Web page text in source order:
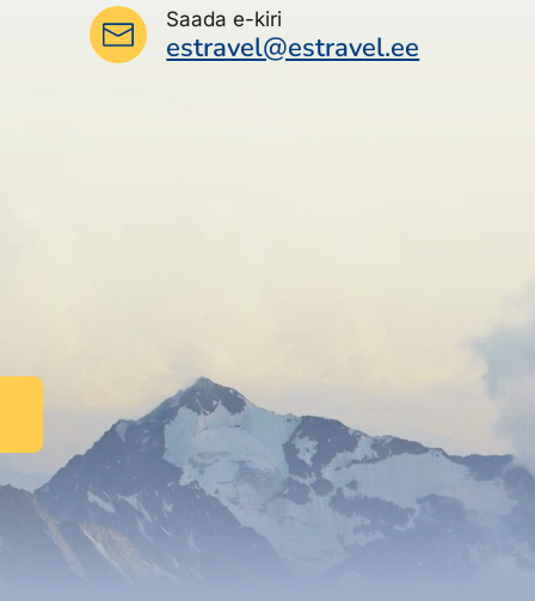
Saada e-kiri
estravel@estravel.ee